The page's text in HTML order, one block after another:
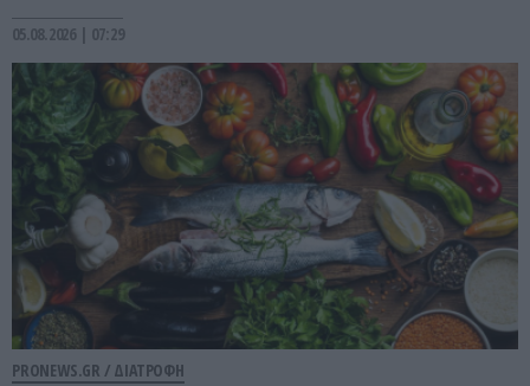
05.08.2026 | 07:29
PRONEWS.GR / ΔΙΑΤΡΟΦΗ